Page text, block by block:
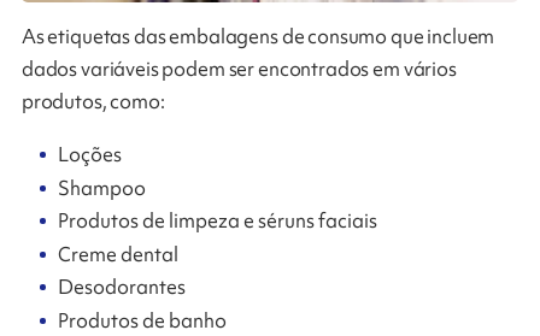
As etiquetas das embalagens de consumo que incluem
dados variáveis ​​podem ser encontrados em vários
produtos, como:
Loções
Shampoo
Produtos de limpeza e séruns faciais
Creme dental
Desodorantes
Produtos de banho